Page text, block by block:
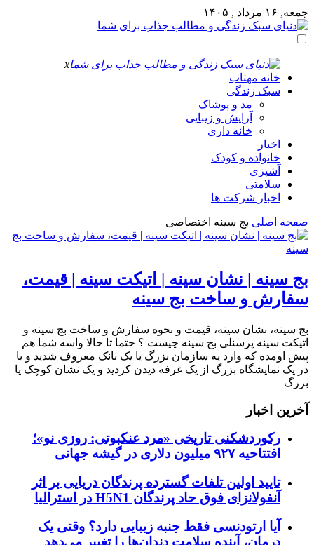
جمعه, ۱۶ مرداد , ۱۴۰۵
x
خانه مهتاب
سبک زندگی
مد و پوشاک
آرایش و زیبایی
خانه داری
اخبار
خانواده و کودک
آشپزی
سلامتی
اخبار شرکت ها
صفحه اصلی بج سینه اختصاصی
بج سینه | نشان سینه | اتیکت سینه | قیمت،
سفارش و ساخت بج سینه
بج سینه، نشان سینه، قیمت و نحوه سفارش و ساخت بج سینه و
اتیکت سینه پرسنلی بج سینه چیست ؟ حتما تا حالا واسه شما هم
پیش اومده که وارد یه سازمان بزرگ یا یک بانک معروف شدید و یا
در یک نمایشگاه بزرگ از یک غرفه دیدن کردید و یک نشان کوچک یا
بزرگ
آخرین اخبار
رکوردشکنی تاریخی «مرد عنکبوتی: روزی نو»؛
افتتاحیه ۹۲۷ میلیون دلاری در گیشه جهانی
تایید اولین تلفات گسترده پرندگان دریایی بر اثر
آنفولانزای فوق حاد پرندگان H5N1 در استرالیا
آیا ارتودنسی فقط جنبه زیبایی دارد؟ وقتی یک
درمان، آینده سلامت دندان‌ها را تغییر می‌دهد